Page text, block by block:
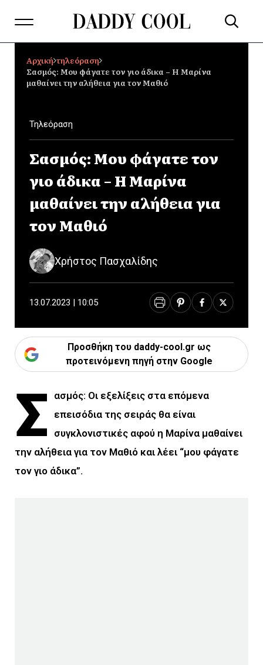
Αρχική τηλεόραση
Σασμός: Μου φάγατε τον γιο άδικα – Η Μαρίνα
μαθαίνει την αλήθεια για τον Μαθιό
Τηλεόραση
Σασμός: Μου φάγατε τον
γιο άδικα – Η Μαρίνα
μαθαίνει την αλήθεια για
τον Μαθιό
Χρήστος Πασχαλίδης
13.07.2023 | 10:05
Προσθήκη του daddy-cool.gr ως
προτεινόμενη πηγή στην Google
Σ
ασμός: Οι εξελίξεις στα επόμενα
επεισόδια της σειράς θα είναι
συγκλονιστικές αφού η Μαρίνα μαθαίνει
την αλήθεια για τον Μαθιό και λέει “μου φάγατε
τον γιο άδικα”.